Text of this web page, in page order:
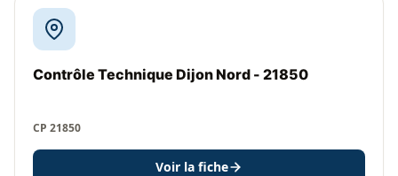
Contrôle Technique Dijon Nord - 21850
CP 21850
Voir la fiche